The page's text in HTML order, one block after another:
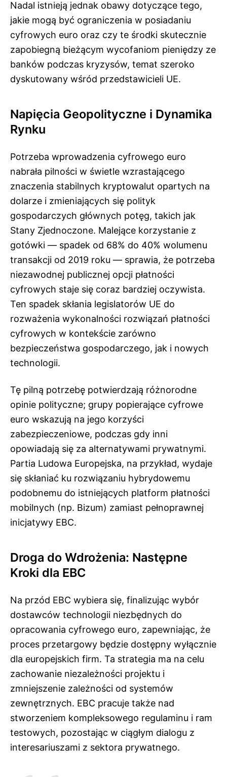
Nadal istnieją jednak obawy dotyczące tego,
jakie mogą być ograniczenia w posiadaniu
cyfrowych euro oraz czy te środki skutecznie
zapobiegną bieżącym wycofaniom pieniędzy ze
banków podczas kryzysów, temat szeroko
dyskutowany wśród przedstawicieli UE.
Napięcia Geopolityczne i Dynamika
Rynku
Potrzeba wprowadzenia cyfrowego euro
nabrała pilności w świetle wzrastającego
znaczenia stabilnych kryptowalut opartych na
dolarze i zmieniających się polityk
gospodarczych głównych potęg, takich jak
Stany Zjednoczone. Malejące korzystanie z
gotówki — spadek od 68% do 40% wolumenu
transakcji od 2019 roku — sprawia, że potrzeba
niezawodnej publicznej opcji płatności
cyfrowych staje się coraz bardziej oczywista.
Ten spadek skłania legislatorów UE do
rozważenia wykonalności rozwiązań płatności
cyfrowych w kontekście zarówno
bezpieczeństwa gospodarczego, jak i nowych
technologii.
Tę pilną potrzebę potwierdzają różnorodne
opinie polityczne; grupy popierające cyfrowe
euro wskazują na jego korzyści
zabezpieczeniowe, podczas gdy inni
opowiadają się za alternatywami prywatnymi.
Partia Ludowa Europejska, na przykład, wydaje
się skłaniać ku rozwiązaniu hybrydowemu
podobnemu do istniejących platform płatności
mobilnych (np. Bizum) zamiast pełnoprawnej
inicjatywy EBC.
Droga do Wdrożenia: Następne
Kroki dla EBC
Na przód EBC wybiera się, finalizując wybór
dostawców technologii niezbędnych do
opracowania cyfrowego euro, zapewniając, że
proces przetargowy będzie dostępny wyłącznie
dla europejskich firm. Ta strategia ma na celu
zachowanie niezależności projektu i
zmniejszenie zależności od systemów
zewnętrznych. EBC pracuje także nad
stworzeniem kompleksowego regulaminu i ram
testowych, pozostając w ciągłym dialogu z
interesariuszami z sektora prywatnego.